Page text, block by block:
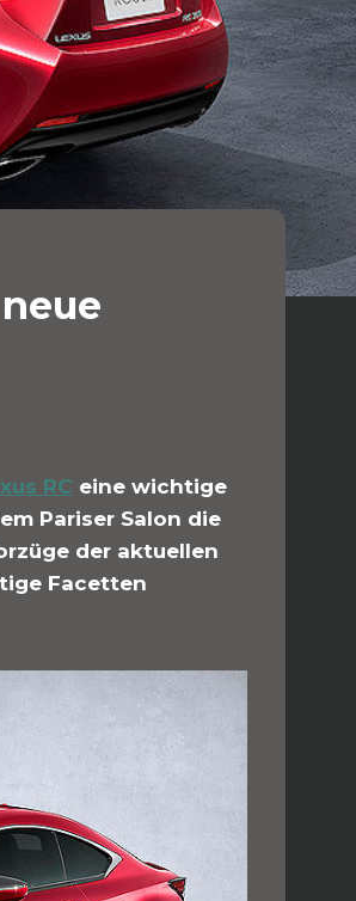
RC eine wichtige
Pariser Salon die
der aktuellen
Facetten